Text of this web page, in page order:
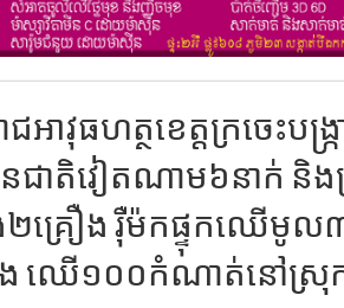
ជអាវុធហត្ថខេត្តក្រចេះប
ជាតិវៀតណាម៦នាក់ និង
គ្រឿង រ៉ឺម៉កផ្ទុកឈើមូល
ឈើ១០០កំណាត់នៅស្រុ